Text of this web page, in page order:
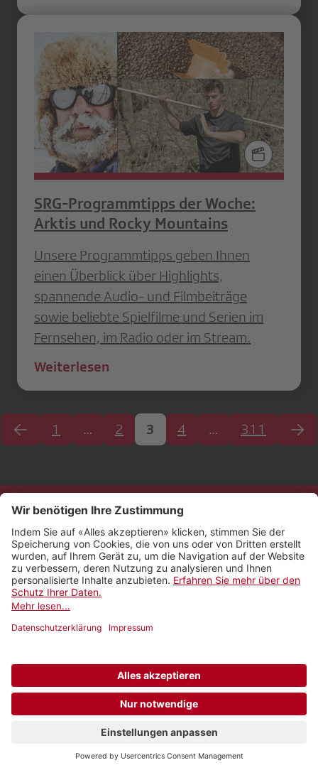
SRG-Programmtipps der Woche:
Arktis und Rocky Mountains
Unsere Programmtipps geben Ihnen
einen Überblick über Highlights,
spannende Audio- und Filmbeiträge
sowie beliebte Spielfilme und Serien im
Fernsehen, im Radio oder im Stream.
Weiterlesen
1 … 2 3 4 … 311
Kontakt
Impressum
Rechtliches
Netiquette
Newsletter abonnieren